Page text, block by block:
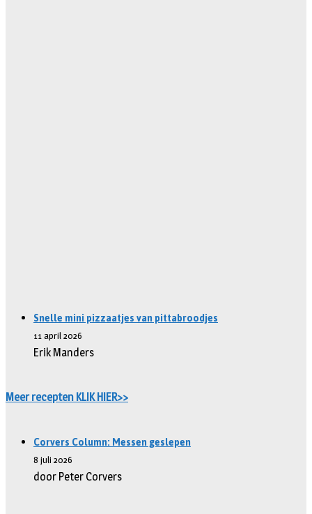
Snelle mini pizzaatjes van pittabroodjes
11 april 2026
Erik Manders
Meer recepten KLIK HIER>>
Corvers Column: Messen geslepen
8 juli 2026
door Peter Corvers